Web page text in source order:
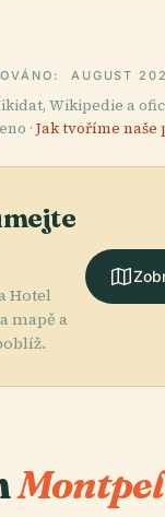
AUGUST
Wikipedie a
· Jak tvoříme
Hotel
mapě a